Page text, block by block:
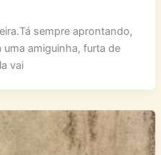
sempre aprontando,
amiguinha, furta de
vai